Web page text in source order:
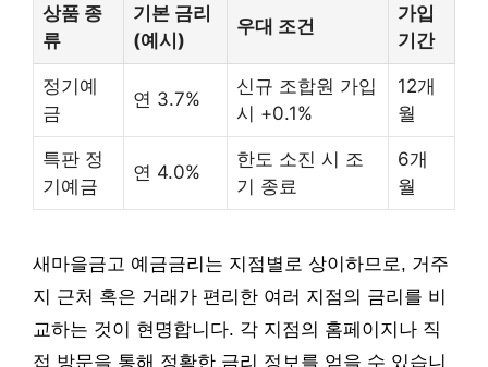
상품 종
류
기본 금리
(예시)
우대 조건
가입
기간
정기예
금
연 3.7%
신규 조합원 가입
시 +0.1%
12개
월
특판 정
기예금
연 4.0%
한도 소진 시 조
기 종료
6개
월
새마을금고 예금금리는 지점별로 상이하므로, 거주
지 근처 혹은 거래가 편리한 여러 지점의 금리를 비
교하는 것이 현명합니다. 각 지점의 홈페이지나 직
접 방문을 통해 정확한 금리 정보를 얻을 수 있습니